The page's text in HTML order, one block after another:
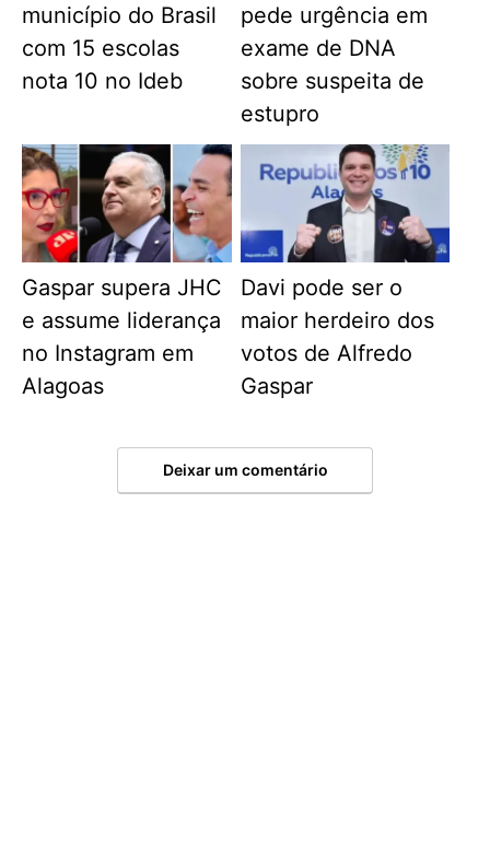
município do Brasil
com 15 escolas
nota 10 no Ideb
pede urgência em
exame de DNA
sobre suspeita de
estupro
Gaspar supera JHC
e assume liderança
no Instagram em
Alagoas
Davi pode ser o
maior herdeiro dos
votos de Alfredo
Gaspar
Deixar um comentário